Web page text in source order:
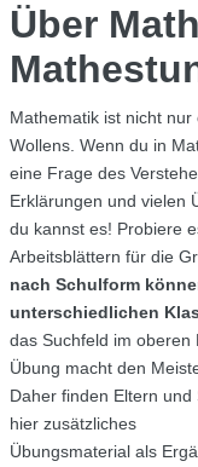
Über
Mathematik ist nicht
Wollens. Wenn du in
eine Frage des
Erklärungen und vielen
du kannst es! Probiere
Arbeitsblättern für die
nach Schulform
unterschiedlichen
das Suchfeld im oberen
Übung macht den
Daher finden Eltern und
hier zusätzliches
Übungsmaterial als